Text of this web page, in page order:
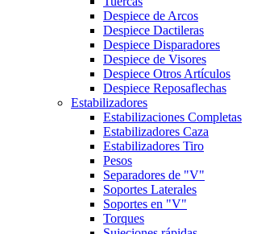
Despiece de Arcos
Despiece Dactileras
Despiece Disparadores
Despiece de Visores
Despiece Otros Artículos
Despiece Reposaflechas
Estabilizadores
Estabilizaciones Completas
Estabilizadores Caza
Estabilizadores Tiro
Pesos
Separadores de "V"
Soportes Laterales
Soportes en "V"
Torques